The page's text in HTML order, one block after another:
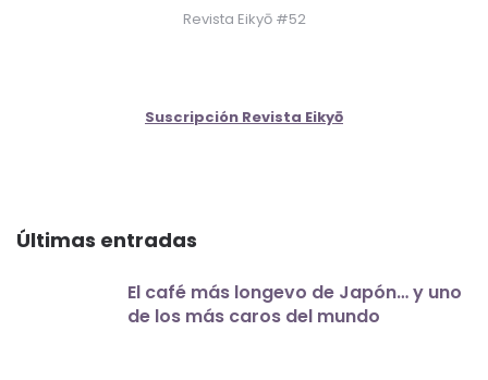
Revista Eikyō #52
Suscripción Revista Eikyō
Últimas entradas
El café más longevo de Japón… y uno
de los más caros del mundo